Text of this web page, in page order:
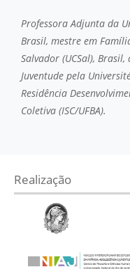
Professora Adjunta da
Brasil, mestre em
Salvador (UCSal),
Juventude pela
Residência
Coletiva (ISC/UFBA).
Realização